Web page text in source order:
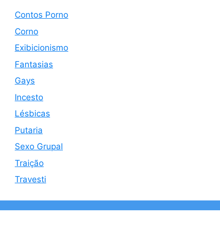
Contos Porno
Corno
Exibicionismo
Fantasias
Gays
Incesto
Lésbicas
Putaria
Sexo Grupal
Traição
Travesti